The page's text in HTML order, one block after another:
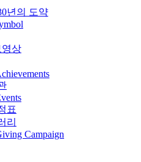
년의 도약
영상
표
리
Campaign